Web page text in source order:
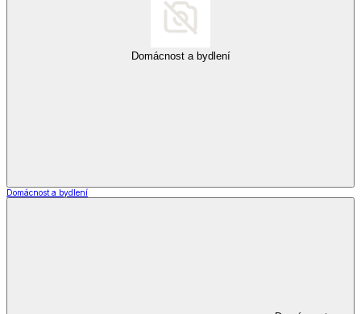
Domácnost a bydlení
Domácnost a bydlení